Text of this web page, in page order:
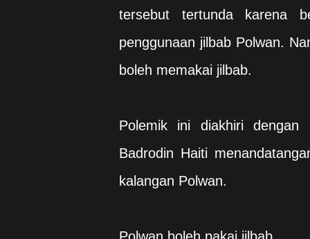
tersebut tertunda karena
penggunaan jilbab Polwan.
boleh memakai jilbab.
Polemik ini diakhiri dengan
Badrodin Haiti
kalangan Polwan.